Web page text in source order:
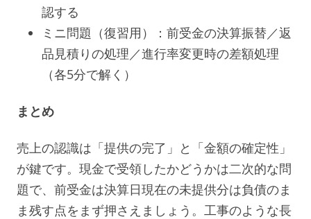
認する
ミニ問題（復習用）：前受金の決算振替／返
品見積りの処理／進行率変更時の差額処理
（各5分で解く）
まとめ
売上の認識は「提供の完了」と「金額の確定性」
が鍵です。現金で受領したかどうかは二次的な問
題で、前受金は決算日現在の未提供分は負債のま
ま残す点をまず押さえましょう。工事のような長